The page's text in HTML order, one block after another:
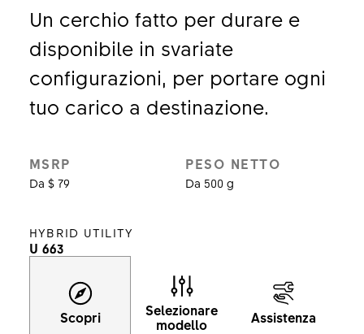
Un cerchio fatto per durare e
disponibile in svariate
configurazioni, per portare ogni
tuo carico a destinazione.
MSRP
Da $ 79
PESO NETTO
Da 500 g
HYBRID UTILITY
U 663
Scopri
Selezionare
modello
Assistenza